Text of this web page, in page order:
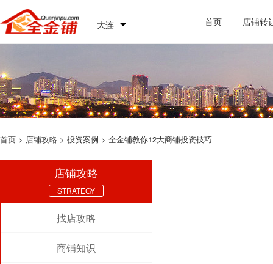
大连 首页 店铺转
首页 > 店铺攻略 > 投资案例 > 全金铺教你12大商铺投资技巧
店铺攻略
STRATEGY
找店攻略
商铺知识